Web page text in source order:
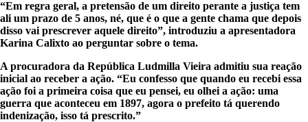
“Em regra geral, a pretensão de um direito perante a justiça tem
ali um prazo de 5 anos, né, que é o que a gente chama que depois
disso vai prescrever aquele direito”, introduziu a apresentadora
Karina Calixto ao perguntar sobre o tema.
A procuradora da República Ludmilla Vieira admitiu sua reação
inicial ao receber a ação. “Eu confesso que quando eu recebi essa
ação foi a primeira coisa que eu pensei, eu olhei a ação: uma
guerra que aconteceu em 1897, agora o prefeito tá querendo
indenização, isso tá prescrito.”